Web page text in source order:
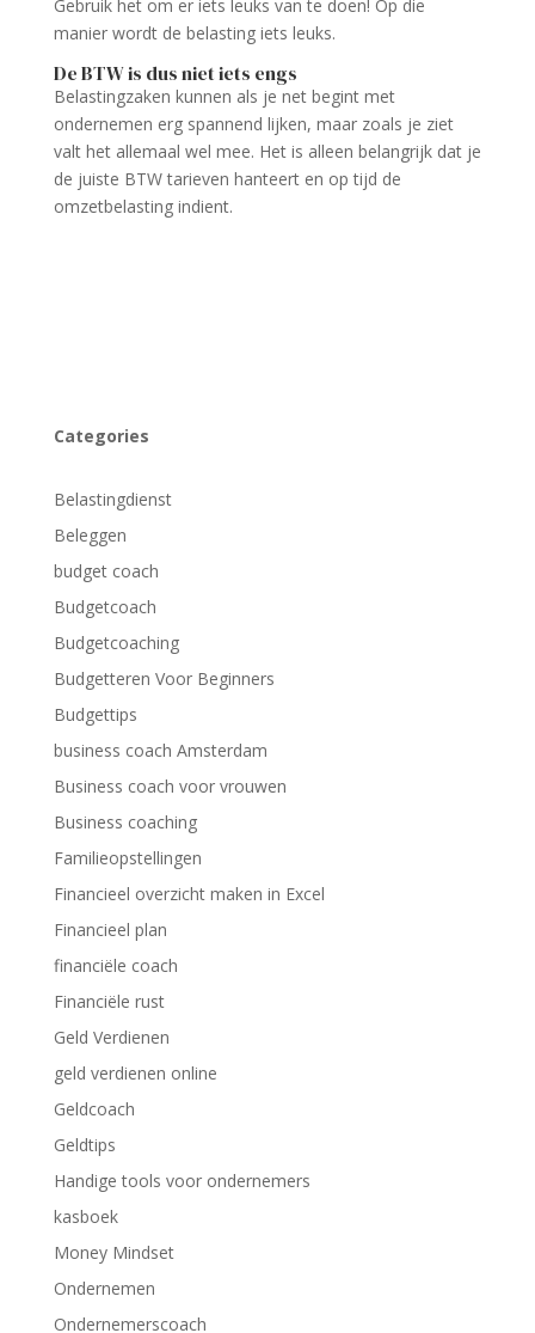
Gebruik het om er iets leuks van te doen! Op die
manier wordt de belasting iets leuks.
De BTW is dus niet iets engs
Belastingzaken kunnen als je net begint met
ondernemen erg spannend lijken, maar zoals je ziet
valt het allemaal wel mee. Het is alleen belangrijk dat je
de juiste BTW tarieven hanteert en op tijd de
omzetbelasting indient.
Categories
Belastingdienst
Beleggen
budget coach
Budgetcoach
Budgetcoaching
Budgetteren Voor Beginners
Budgettips
business coach Amsterdam
Business coach voor vrouwen
Business coaching
Familieopstellingen
Financieel overzicht maken in Excel
Financieel plan
financiële coach
Financiële rust
Geld Verdienen
geld verdienen online
Geldcoach
Geldtips
Handige tools voor ondernemers
kasboek
Money Mindset
Ondernemen
Ondernemerscoach